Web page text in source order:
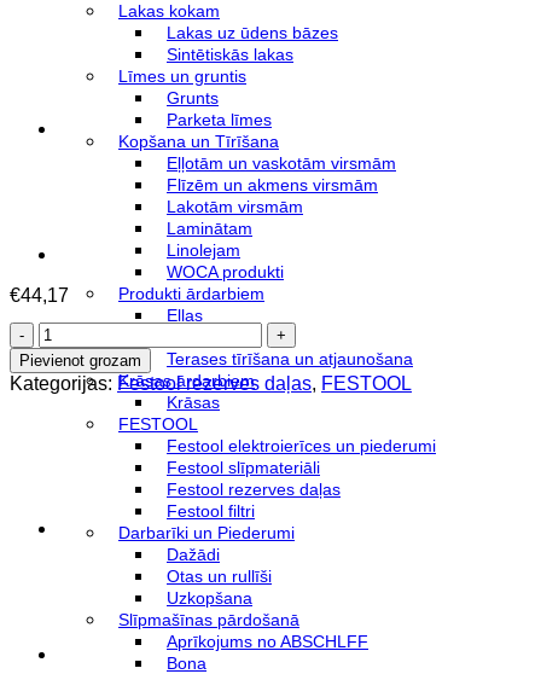
Lakas kokam
Lakas uz ūdens bāzes
Sintētiskās lakas
Līmes un gruntis
Grunts
Parketa līmes
Kopšana un Tīrīšana
Eļļotām un vaskotām virsmām
Flīzēm un akmens virsmām
Lakotām virsmām
Laminātam
Linolejam
WOCA produkti
Produkti ārdarbiem
Eļļas
Terases tīrīšana un atjaunošana
Krāsas ārdarbiem
Krāsas
FESTOOL
Festool elektroierīces un piederumi
Festool slīpmateriāli
Festool rezerves daļas
Festool filtri
Darbarīki un Piederumi
Dažādi
Otas un rullīši
Uzkopšana
Slīpmašīnas pārdošanā
Aprīkojums no ABSCHLFF
Bona
€44,17
Slīpklucis
ar
pamatni
FUSION-
SW
Pievienot grozam
Kategorijas: Festool rezerves daļas, FESTOOL